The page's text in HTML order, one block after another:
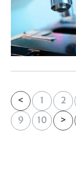
< 1 2
9
10 >